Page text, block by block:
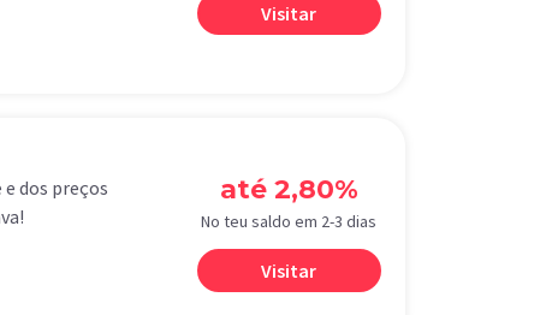
Visitar
dos preços
até 2,80%
No teu saldo em 2-3 dias
Visitar